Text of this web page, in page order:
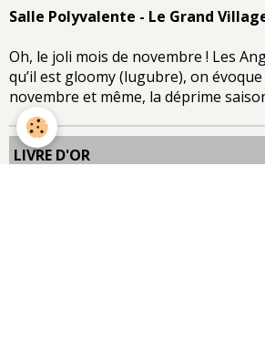
Salle Polyvalente - Le Grand
Oh, le joli mois de novembre ! Les
qu’il est gloomy (lugubre), on
novembre et même, la déprime
LIVRE D'OR